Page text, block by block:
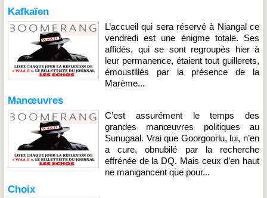
Kafkaïen
L’accueil qui sera réservé à Niangal ce
vendredi est une énigme totale. Ses
affidés, qui se sont regroupés hier à
leur permanence, étaient tout guillerets,
émoustillés par la présence de la
Marème...
Manœuvres
C’est assurément le temps des
grandes manœuvres politiques au
Sunugaal. Vrai que Goorgoorlu, lui, n’en
a cure, obnubilé par la recherche
effrénée de la DQ. Mais ceux d’en haut
ne manigancent que pour...
Choix